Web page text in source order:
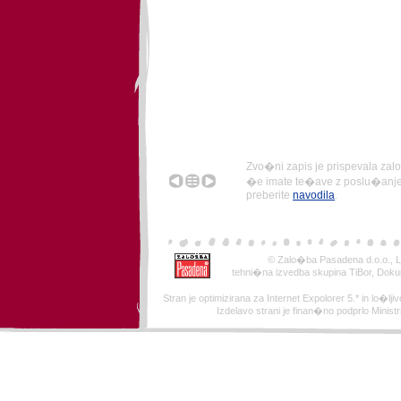
Zvo�ni zapis je prispevala
�e imate te�ave z
preberite navodila.
© Zalo�ba Pasadena d.o.o.,
tehni�na izvedba skupina TiBor,
Stran je optimizirana za Internet Expolorer 5.* in
Izdelavo strani je finan�no podprlo